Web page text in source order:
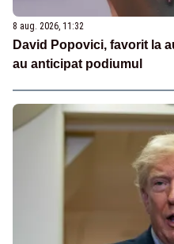
8 aug. 2026, 11:32
David Popovici, favorit la
au anticipat podiumul